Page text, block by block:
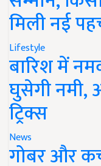
मिली नई
Lifestyle
बारिश में
घुसेगी नमी,
ट्रिक्स
News
गोबर और